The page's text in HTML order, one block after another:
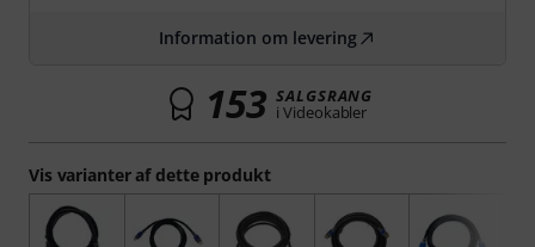
Vis varianter af dette produkt
Information om levering
153 SALGSRANG
i Videokabler